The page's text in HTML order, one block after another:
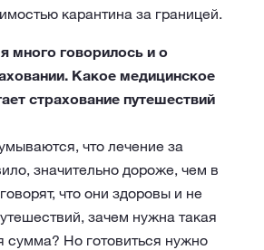
карантина за границей.
много говорилось и о
Какое медицинское
страхование путешествий
что лечение за
значительно дороже, чем в
что они здоровы и не
зачем нужна такая
сумма? Но готовиться нужно